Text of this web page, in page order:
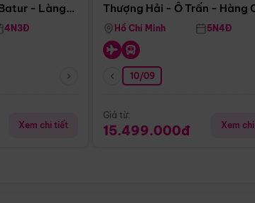
- Làng
4N3Đ
Xem chi tiết
Thượng Hải - Ô Trấn - Hàng
(Tour Không Shopping)
Hồ Chí Minh 5N4Đ
10/09
Giá từ:
15.499.000đ Xem